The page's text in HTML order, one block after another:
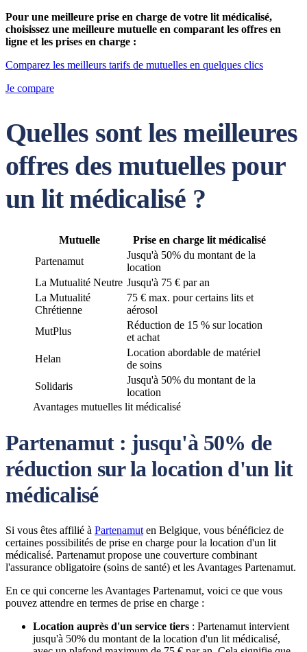
Pour une meilleure prise en charge de votre lit médicalisé,
choisissez une meilleure mutuelle en comparant les offres en
ligne et les prises en charge :
Comparez les meilleurs tarifs de mutuelles en quelques clics
Je compare
Quelles sont les meilleures
offres des mutuelles pour
un lit médicalisé ?
Mutuelle
Prise en charge lit médicalisé
Partenamut
Jusqu'à 50% du montant de la
location
La Mutualité Neutre Jusqu'à 75 € par an
La Mutualité
Chrétienne
75 € max. pour certains lits et
aérosol
MutPlus
Réduction de 15 % sur location
et achat
Helan
Location abordable de matériel
de soins
Solidaris
Jusqu'à 50% du montant de la
location
Avantages mutuelles lit médicalisé
Partenamut : jusqu'à 50% de
réduction sur la location d'un lit
médicalisé
Si vous êtes affilié à Partenamut en Belgique, vous bénéficiez de
certaines possibilités de prise en charge pour la location d'un lit
médicalisé. Partenamut propose une couverture combinant
l'assurance obligatoire (soins de santé) et les Avantages Partenamut.
En ce qui concerne les Avantages Partenamut, voici ce que vous
pouvez attendre en termes de prise en charge :
Location auprès d'un service tiers : Partenamut intervient
jusqu'à 50% du montant de la location d'un lit médicalisé,